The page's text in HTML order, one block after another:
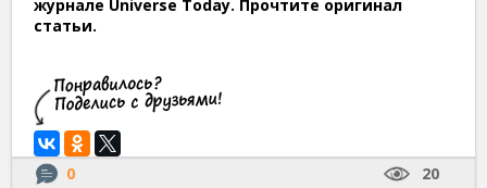
журнале Universe Today. Прочтите оригинал
статьи.
0 20